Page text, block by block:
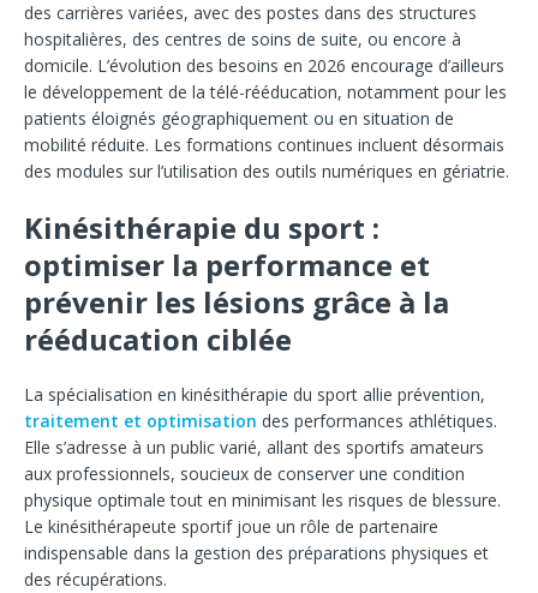
des carrières variées, avec des postes dans des structures
hospitalières, des centres de soins de suite, ou encore à
domicile. L’évolution des besoins en 2026 encourage d’ailleurs
le développement de la télé-rééducation, notamment pour les
patients éloignés géographiquement ou en situation de
mobilité réduite. Les formations continues incluent désormais
des modules sur l’utilisation des outils numériques en gériatrie.
Kinésithérapie du sport :
optimiser la performance et
prévenir les lésions grâce à la
rééducation ciblée
La spécialisation en kinésithérapie du sport allie prévention,
traitement et optimisation des performances athlétiques.
Elle s’adresse à un public varié, allant des sportifs amateurs
aux professionnels, soucieux de conserver une condition
physique optimale tout en minimisant les risques de blessure.
Le kinésithérapeute sportif joue un rôle de partenaire
indispensable dans la gestion des préparations physiques et
des récupérations.